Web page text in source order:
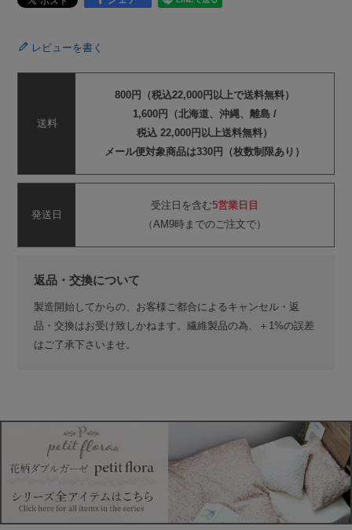
レビューを書く
送料
800円（税込22,000円以上で送料無料）
1,600円（北海道、沖縄、離島 /
税込 22,000円以上送料無料）
メール便対象商品は330円（枚数制限あり）
発送日
受注日を含む5営業日目
（AM9時までのご注文で）
返品・交換について
製造開始してからの、お客様ご都合によるキャンセル・返
品・交換はお受け致しかねます。繊維製品の為、＋1%の誤差
はご了承下さいませ。